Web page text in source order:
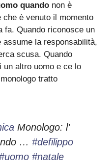
quando non è
è venuto il momento
fa. Quando riconosce un
la responsabilità,
scusa. Quando
un altro uomo e ce lo
tratto
Monologo: l’
… #defilippo
#natale